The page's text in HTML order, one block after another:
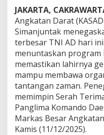
JAKARTA,
Angkatan Darat
Simanjuntak
terbesar TNI AD hari
menuntaskan program
memastikan lahirnya
mampu membawa
tantangan zaman.
memimpin Serah
Panglima Komando
Markas Besar
Kamis (11/12/2025).